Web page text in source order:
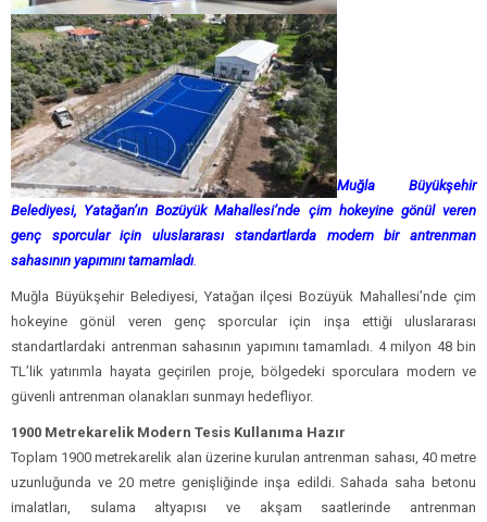
Muğla Büyükşehir
Belediyesi, Yatağan’ın Bozüyük Mahallesi’nde çim hokeyine gönül veren
genç sporcular için uluslararası standartlarda modern bir antrenman
sahasının yapımını tamamladı
Muğla Büyükşehir Belediyesi, Yatağan ilçesi Bozüyük Mahallesi’nde çim
hokeyine gönül veren genç sporcular için inşa ettiği uluslararası
standartlardaki antrenman sahasının yapımını tamamladı. 4 milyon 48 bin
TL’lik yatırımla hayata geçirilen proje, bölgedeki sporculara modern ve
güvenli antrenman olanakları sunmayı hedefliyor.
1900 Metrekarelik Modern Tesis Kullanıma Hazır
Toplam 1900 metrekarelik alan üzerine kurulan antrenman sahası, 40 metre
uzunluğunda ve 20 metre genişliğinde inşa edildi. Sahada saha betonu
imalatları, sulama altyapısı ve akşam saatlerinde antrenman